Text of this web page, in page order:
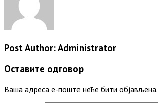
Post Author:Administrator
Оставите одговор
Ваша адреса е-поште неће бити објављена.